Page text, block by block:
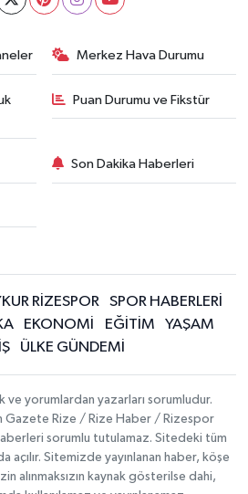
Merkez Hava Durumu
Puan Durumu ve Fikstür
Son Dakika Haberleri
RİZESPOR
SPOR HABERLERİ
EKONOMİ EĞİTİM
YAŞAM
ÜLKE GÜNDEMİ
ve yorumlardan yazarları sorumludur.
Gazete Rize / Rize Haber / Rizespor
sorumlu tutulamaz. Sitedeki tüm
açılır. Sitemizde yayınlanan haber, köşe
alınmaksızın kaynak gösterilse dahi,